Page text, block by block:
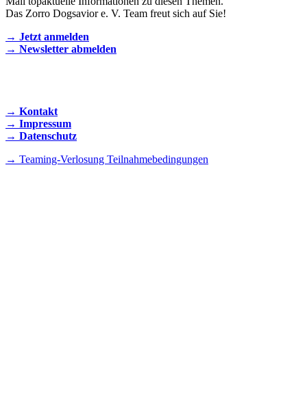
Das Zorro Dogsavior e. V. Team freut sich auf Sie!
→ Jetzt anmelden
→ Newsletter abmelden
→ Kontakt
→ Impressum
→ Datenschutz
→ Teaming-Verlosung Teilnahmebedingungen